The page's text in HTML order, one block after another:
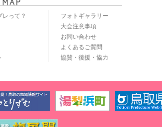
って？
フォトギャラリー
大会注意事項
お問い合わせ
よくあるご質問
協賛・後援・協力